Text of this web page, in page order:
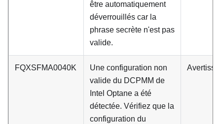
être automatiquement
déverrouillés car la
phrase secrète n'est pas
valide.
FQXSFMA0040K
Une configuration non
valide du DCPMM de
Intel Optane a été
détectée. Vérifiez que la
configuration du